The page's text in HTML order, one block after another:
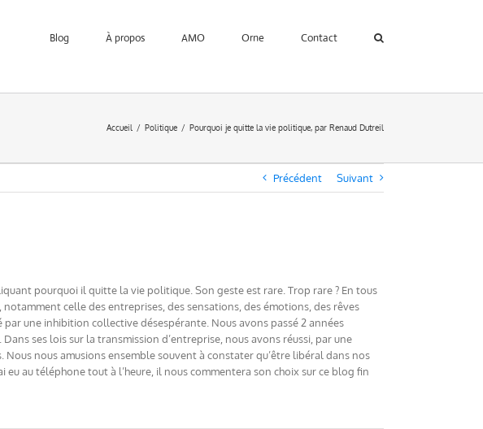
Blog À propos AMO Orne Contact
Accueil Politique Pourquoi je quitte la vie politique, par Renaud Dutreil
Précédent Suivant
pourquoi il quitte la vie politique. Son geste est rare. Trop rare ? En tous
celle des entreprises, des sensations, des émotions, des rêves
une inhibition collective désespérante. Nous avons passé 2 années
ses lois sur la transmission d’entreprise, nous avons réussi, par une
nous amusions ensemble souvent à constater qu’être libéral dans nos
au téléphone tout à l’heure, il nous commentera son choix sur ce blog fin